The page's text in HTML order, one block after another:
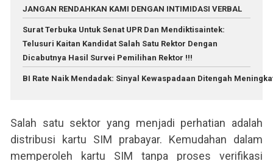
JANGAN RENDAHKAN KAMI DENGAN INTIMIDASI VERBAL
Surat Terbuka Untuk Senat UPR Dan Mendiktisaintek:
Telusuri Kaitan Kandidat Salah Satu Rektor Dengan
Dicabutnya Hasil Survei Pemilihan Rektor !!!
BI Rate Naik Mendadak: Sinyal Kewaspadaan Ditengah
Salah satu sektor yang menjadi perhatian adalah
distribusi kartu SIM prabayar. Kemudahan dalam
memperoleh kartu SIM tanpa proses verifikasi